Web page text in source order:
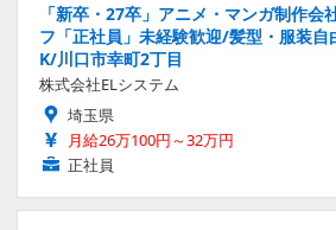
「新卒・27卒」アニメ・マンガ制作会
フ「正社員」未経験歓迎/髪型・服装
K/川口市幸町2丁目
株式会社ELシステム
埼玉県
月給26万100円～32万円
正社員